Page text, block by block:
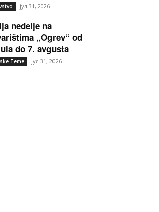
јул 31, 2026
nedelje na
„Ogrev“ od
do 7. avgusta
Teme јул 31, 2026